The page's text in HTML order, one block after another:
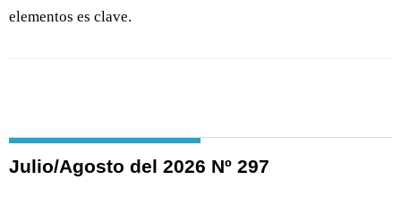
elementos es clave.
Julio/Agosto del 2026 Nº 297